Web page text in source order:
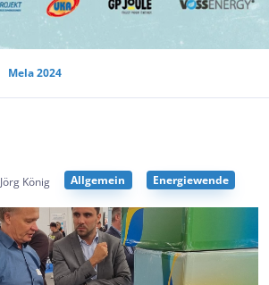
Mela 2024
Jörg König Allgemein Energiewende